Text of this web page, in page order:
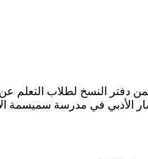
النسخ لطلاب التعلم عن